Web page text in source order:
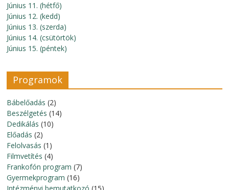
Június 11. (hétfő)
Június 12. (kedd)
Június 13. (szerda)
Június 14. (csütörtök)
Június 15. (péntek)
Programok
Bábelőadás (2)
Beszélgetés (14)
Dedikálás (10)
Előadás (2)
Felolvasás (1)
Filmvetítés (4)
Frankofón program (7)
Gyermekprogram (16)